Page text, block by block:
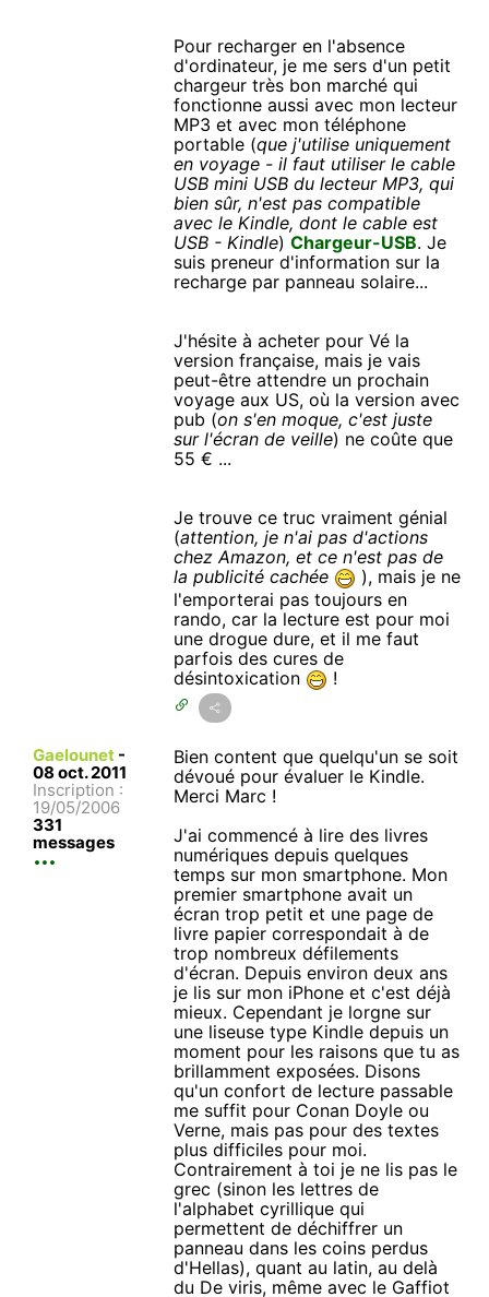
Pour recharger en l'absence
d'ordinateur, je me sers d'un petit
chargeur très bon marché qui
fonctionne aussi avec mon lecteur
MP3 et avec mon téléphone
portable (que j'utilise uniquement
en voyage - il faut utiliser le cable
USB mini USB du lecteur MP3, qui
bien sûr, n'est pas compatible
avec le Kindle, dont le cable est
USB - Kindle)Chargeur-USB. Je
suis preneur d'information sur la
recharge par panneau solaire...
J'hésite à acheter pour Vé la
version française, mais je vais
peut-être attendre un prochain
voyage aux US, où la version avec
pub (on s'en moque, c'est juste
sur l'écran de veille) ne coûte que
55 € ...
Je trouve ce truc vraiment génial
(attention, je n'ai pas d'actions
chez Amazon, et ce n'est pas de
la publicité cachée
), mais je ne
l'emporterai pas toujours en
rando, car la lecture est pour moi
une drogue dure, et il me faut
parfois des cures de
désintoxication
!
Gaelounet -
08 oct. 2011
Inscription :
19/05/2006
331
messages
Bien content que quelqu'un se soit
dévoué pour évaluer le Kindle.
Merci Marc !
J'ai commencé à lire des livres
numériques depuis quelques
temps sur mon smartphone. Mon
premier smartphone avait un
écran trop petit et une page de
livre papier correspondait à de
trop nombreux défilements
d'écran. Depuis environ deux ans
je lis sur mon iPhone et c'est déjà
mieux. Cependant je lorgne sur
une liseuse type Kindle depuis un
moment pour les raisons que tu as
brillamment exposées. Disons
qu'un confort de lecture passable
me suffit pour Conan Doyle ou
Verne, mais pas pour des textes
plus difficiles pour moi.
Contrairement à toi je ne lis pas le
grec (sinon les lettres de
l'alphabet cyrillique qui
permettent de déchiffrer un
panneau dans les coins perdus
d'Hellas), quant au latin, au delà
du De viris, même avec le Gaffiot